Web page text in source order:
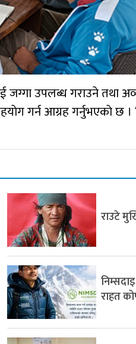
उपलब्ध गराउने तथा
गर्न आग्रह गर्नुभएकाे छ ।
राउटे
राहत